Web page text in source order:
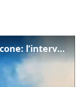
Incendio tra Duino e Monfalcone: l’intervento dei vigili del fuoco